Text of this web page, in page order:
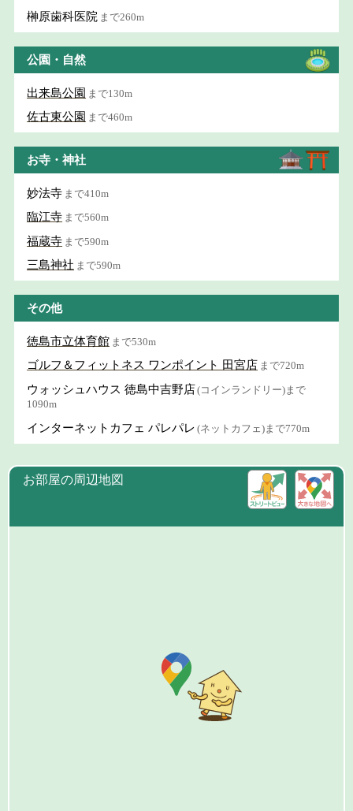
榊原歯科医院 まで260m
公園・自然
出来島公園 まで130m
佐古東公園 まで460m
お寺・神社
妙法寺 まで410m
臨江寺 まで560m
福蔵寺 まで590m
三島神社 まで590m
その他
徳島市立体育館 まで530m
ゴルフ＆フィットネス ワンポイント 田宮店 まで720m
ウォッシュハウス 徳島中吉野店(コインランドリー)まで
1090m
インターネットカフェ パレパレ (ネットカフェ)まで770m
お部屋の周辺地図